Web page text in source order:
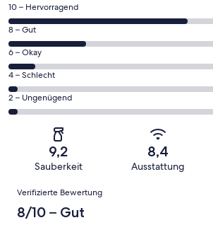
727
von
insgesamt
1221
Gästebewertungen
haben
eine
Bewertung
Hervorragend
10 – Hervorragend
316
von
insgesamt
1221
Gästebewertungen
haben
Bewertung
Gut
8 – Gut
107
von
insgesamt
1221
Gästebewertungen
Bewertung
Okay
6 – Okay
40
von
insgesamt
Gästebewertungen
von
4 – Schlecht
31
von
insgesamt
Gästebewertungen
haben
eine
Bewertung
von
2 – Ungenügend
9,2
Sauberkeit
8,4
Ausstattung
Bewertungen
Verifizierte Bewertung
8/10 – Gut